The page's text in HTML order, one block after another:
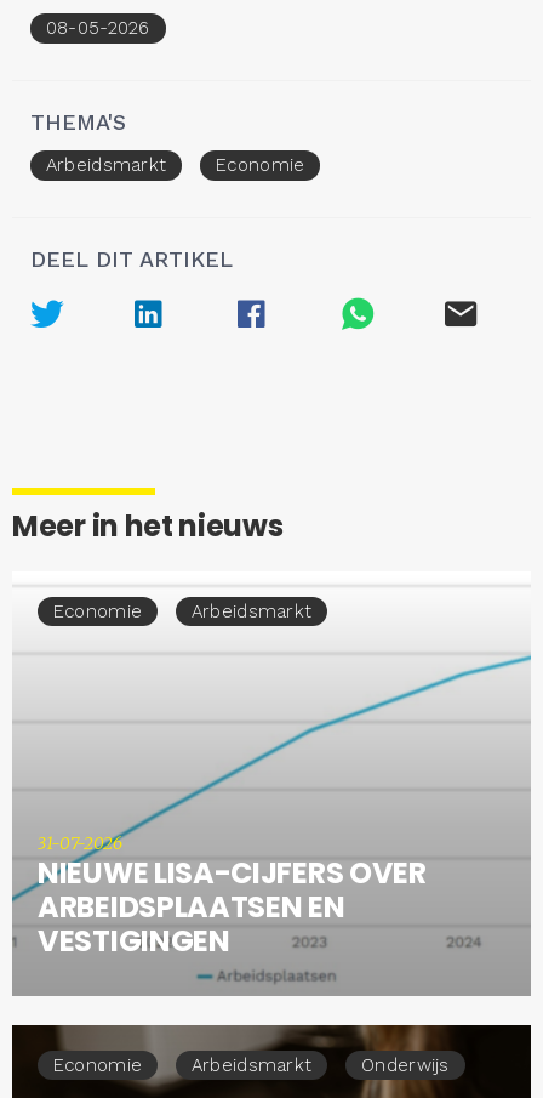
08-05-2026
THEMA'S
Arbeidsmarkt Economie
DEEL DIT ARTIKEL
Meer in het nieuws
Economie Arbeidsmarkt
31-07-2026
NIEUWE LISA-CIJFERS OVER
ARBEIDSPLAATSEN EN
VESTIGINGEN
Economie Arbeidsmarkt Onderwijs